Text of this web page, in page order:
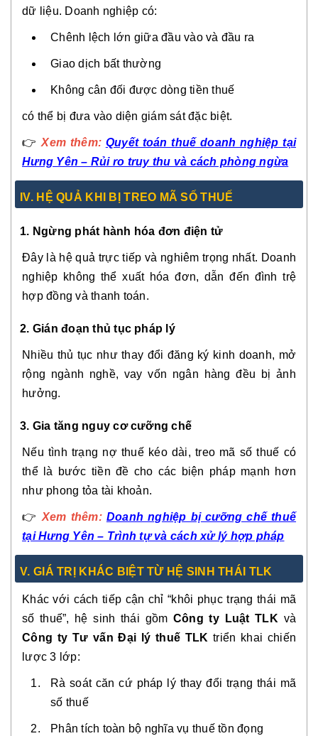
dữ liệu. Doanh nghiệp có:
Chênh lệch lớn giữa đầu vào và đầu ra
Giao dịch bất thường
Không cân đối được dòng tiền thuế
có thể bị đưa vào diện giám sát đặc biệt.
👉Xem thêm: Quyết toán thuế doanh nghiệp tại
Hưng Yên – Rủi ro truy thu và cách phòng ngừa
IV. HỆ QUẢ KHI BỊ TREO MÃ SỐ THUẾ
1. Ngừng phát hành hóa đơn điện tử
Đây là hệ quả trực tiếp và nghiêm trọng nhất. Doanh
nghiệp không thể xuất hóa đơn, dẫn đến đình trệ
hợp đồng và thanh toán.
2. Gián đoạn thủ tục pháp lý
Nhiều thủ tục như thay đổi đăng ký kinh doanh, mở
rộng ngành nghề, vay vốn ngân hàng đều bị ảnh
hưởng.
3. Gia tăng nguy cơ cưỡng chế
Nếu tình trạng nợ thuế kéo dài, treo mã số thuế có
thể là bước tiền đề cho các biện pháp mạnh hơn
như phong tỏa tài khoản.
👉Xem thêm: Doanh nghiệp bị cưỡng chế thuế
tại Hưng Yên – Trình tự và cách xử lý hợp pháp
V. GIÁ TRỊ KHÁC BIỆT TỪ HỆ SINH THÁI TLK
Khác với cách tiếp cận chỉ “khôi phục trạng thái mã
số thuế”, hệ sinh thái gồm Công ty Luật TLKvà
Công ty Tư vấn Đại lý thuế TLK triển khai chiến
lược 3 lớp:
Rà soát căn cứ pháp lý thay đổi trạng thái mã
số thuế
Phân tích toàn bộ nghĩa vụ thuế tồn đọng